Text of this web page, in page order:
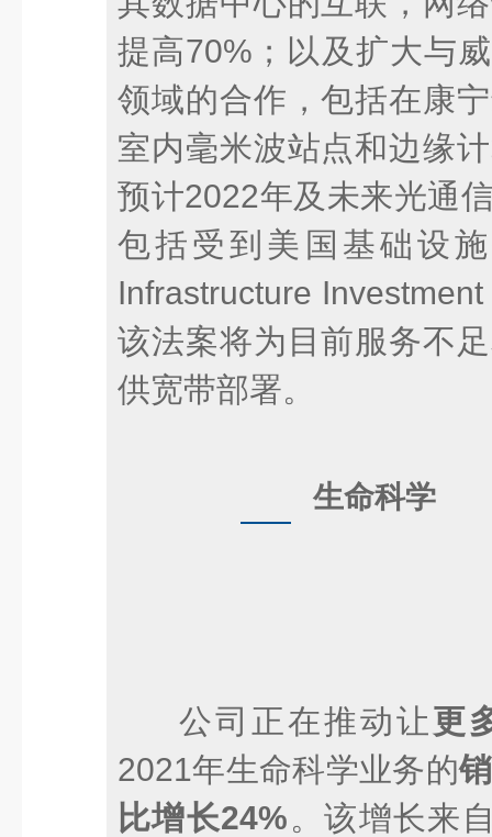
提高70%；以及扩大与
领域的合作，包括在康
室内毫米波站点和边缘
预计2022年及未来光通
包括受到美国基础设
Infrastructure
该法案将为目前服务不
供宽带部署。
生命科学
公司正在推动让更
2021年生命科学业务的
比增长24%。该增长来